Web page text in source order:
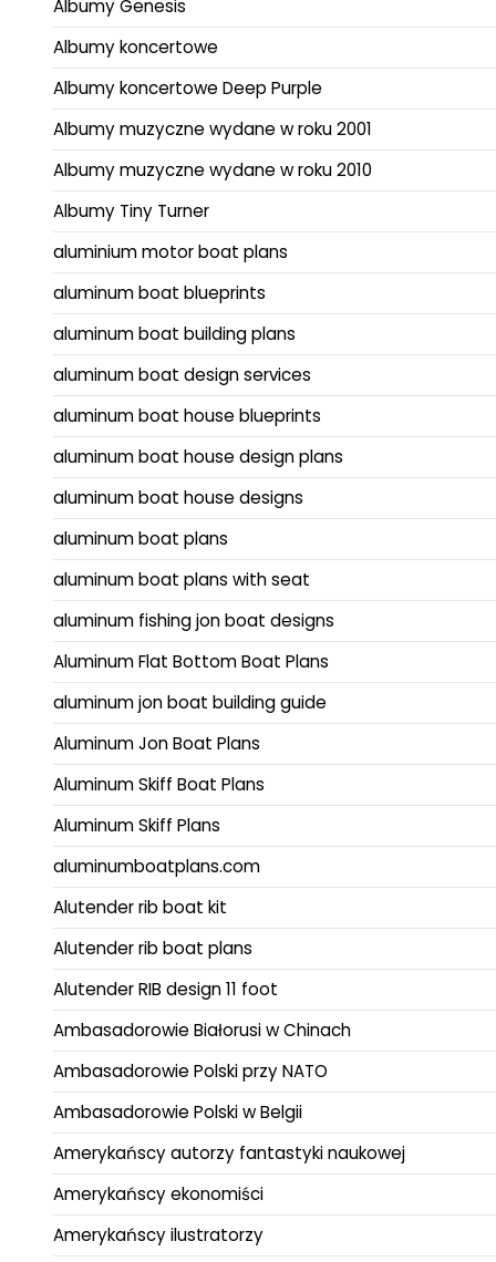
Albumy Genesis
Albumy koncertowe
Albumy koncertowe Deep Purple
Albumy muzyczne wydane w roku 2001
Albumy muzyczne wydane w roku 2010
Albumy Tiny Turner
aluminium motor boat plans
aluminum boat blueprints
aluminum boat building plans
aluminum boat design services
aluminum boat house blueprints
aluminum boat house design plans
aluminum boat house designs
aluminum boat plans
aluminum boat plans with seat
aluminum fishing jon boat designs
Aluminum Flat Bottom Boat Plans
aluminum jon boat building guide
Aluminum Jon Boat Plans
Aluminum Skiff Boat Plans
Aluminum Skiff Plans
aluminumboatplans.com
Alutender rib boat kit
Alutender rib boat plans
Alutender RIB design 11 foot
Ambasadorowie Białorusi w Chinach
Ambasadorowie Polski przy NATO
Ambasadorowie Polski w Belgii
Amerykańscy autorzy fantastyki naukowej
Amerykańscy ekonomiści
Amerykańscy ilustratorzy